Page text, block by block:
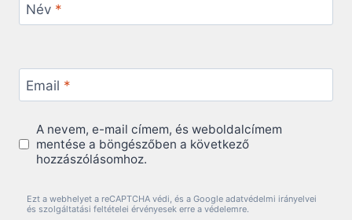
Név *
Email *
A nevem, e-mail címem, és weboldalcímem
mentése a böngészőben a következő
hozzászólásomhoz.
Ezt a webhelyet a reCAPTCHA védi, és a Google adatvédelmi irányelvei
és szolgáltatási feltételei érvényesek erre a védelemre.